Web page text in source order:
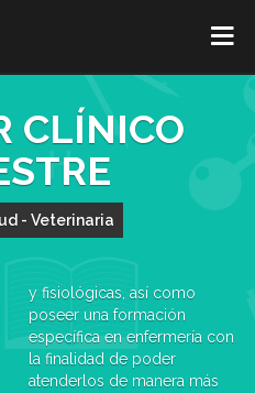
CLÍNICO
- Veterinaria
y fisiológicas, así como
poseer una formación
específica en enfermería con
la finalidad de poder
atenderlos de manera más